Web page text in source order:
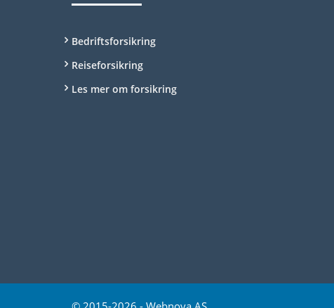
Bedriftsforsikring
Reiseforsikring
Les mer om forsikring